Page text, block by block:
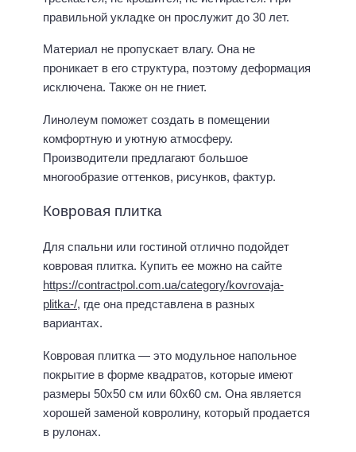
правильной укладке он прослужит до 30 лет.
Материал не пропускает влагу. Она не
проникает в его структура, поэтому деформация
исключена. Также он не гниет.
Линолеум поможет создать в помещении
комфортную и уютную атмосферу.
Производители предлагают большое
многообразие оттенков, рисунков, фактур.
Ковровая плитка
Для спальни или гостиной отлично подойдет
ковровая плитка. Купить ее можно на сайте
https://contractpol.com.ua/category/kovrovaja-
plitka-/, где она представлена в разных
вариантах.
Ковровая плитка — это модульное напольное
покрытие в форме квадратов, которые имеют
размеры 50х50 см или 60х60 см. Она является
хорошей заменой ковролину, который продается
в рулонах.